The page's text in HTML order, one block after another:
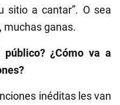
sitio a cantar”. O sea
muchas ganas.
público? ¿Cómo va a
inéditas les van